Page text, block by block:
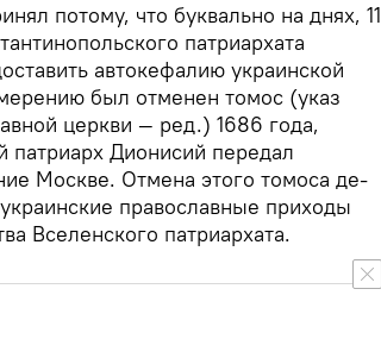
потому, что буквально на днях, 11
патриархата
автокефалию украинской
был отменен томос (указ
церкви — ред.) 1686 года,
патриарх Дионисий передал
Москве. Отмена этого томоса де-
православные приходы
Вселенского патриархата.